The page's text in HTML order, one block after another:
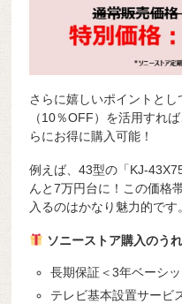
さらに嬉しいポイントと
（10％OFF）を活用すれ
らにお得に購入可能！
例えば、43型の「KJ-
んと7万円台に！この価格
入るのはかなり魅力的です
ソニーストア購入のう
長期保証＜3年ベーシ
テレビ基本設置サービ